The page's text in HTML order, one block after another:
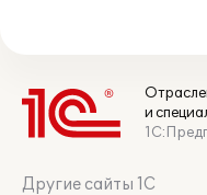
и
Другие сайты 1С